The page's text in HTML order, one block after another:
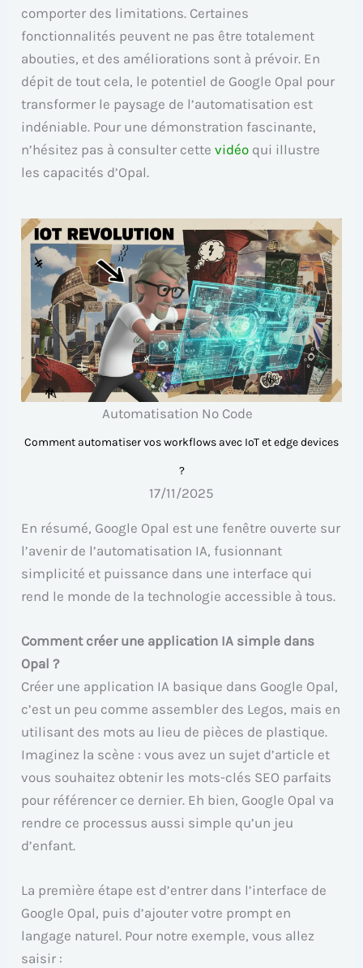
comporter des limitations. Certaines
fonctionnalités peuvent ne pas être totalement
abouties, et des améliorations sont à prévoir. En
dépit de tout cela, le potentiel de Google Opal pour
transformer le paysage de l’automatisation est
indéniable. Pour une démonstration fascinante,
n’hésitez pas à consulter cettevidéo qui illustre
les capacités d’Opal.
Automatisation No Code
Comment automatiser vos workflows avec IoT et edge devices
?
17/11/2025
En résumé, Google Opal est une fenêtre ouverte sur
l’avenir de l’automatisation IA, fusionnant
simplicité et puissance dans une interface qui
rend le monde de la technologie accessible à tous.
Comment créer une application IA simple dans
Opal ?
Créer une application IA basique dans Google Opal,
c’est un peu comme assembler des Legos, mais en
utilisant des mots au lieu de pièces de plastique.
Imaginez la scène : vous avez un sujet d’article et
vous souhaitez obtenir les mots-clés SEO parfaits
pour référencer ce dernier. Eh bien, Google Opal va
rendre ce processus aussi simple qu’un jeu
d’enfant.
La première étape est d’entrer dans l’interface de
Google Opal, puis d’ajouter votre prompt en
langage naturel. Pour notre exemple, vous allez
saisir :